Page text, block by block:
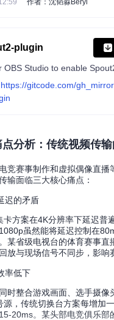
作者：沈韬淼Beryl
plugin
https://gitcode.com/
分析：传统视频传
竞赛事制作和虚拟偶像直播
输面临三大核心痛点：
迟的矛盾
卡方案在4K分辨率下延迟普
虽然能将延迟控制在
某省级电视台的体育赛事直
放与现场信号不同步，影响
率低下
时整合游戏画面、选手摄像
源，传统切换台方案每增加
20ms。某头部电竞俱乐部